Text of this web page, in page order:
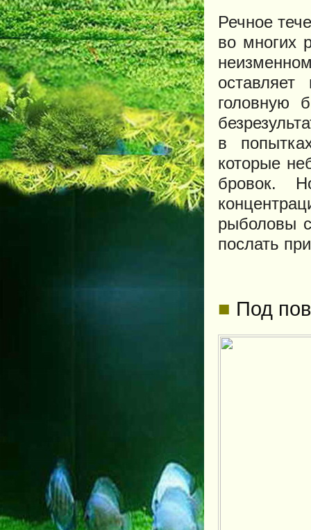
Речное
во многих
головную
в
которые
бровок.
рыболовы
послать
■ Под